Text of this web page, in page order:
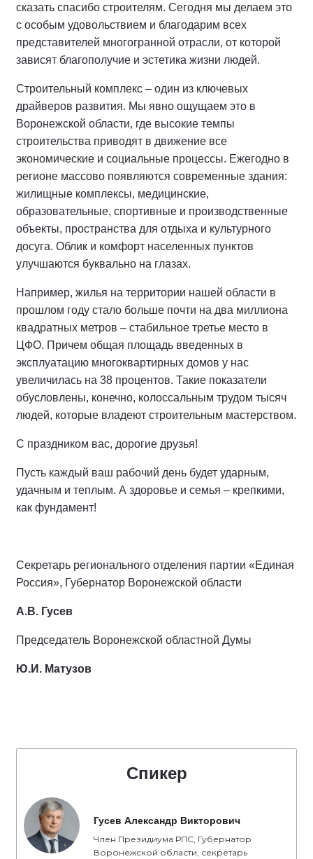
сказать спасибо строителям. Сегодня мы делаем это
с особым удовольствием и благодарим всех
представителей многогранной отрасли, от которой
зависят благополучие и эстетика жизни людей.
Строительный комплекс – один из ключевых
драйверов развития. Мы явно ощущаем это в
Воронежской области, где высокие темпы
строительства приводят в движение все
экономические и социальные процессы. Ежегодно в
регионе массово появляются современные здания:
жилищные комплексы, медицинские,
образовательные, спортивные и производственные
объекты, пространства для отдыха и культурного
досуга. Облик и комфорт населенных пунктов
улучшаются буквально на глазах.
Например, жилья на территории нашей области в
прошлом году стало больше почти на два миллиона
квадратных метров – стабильное третье место в
ЦФО. Причем общая площадь введенных в
эксплуатацию многоквартирных домов у нас
увеличилась на 38 процентов. Такие показатели
обусловлены, конечно, колоссальным трудом тысяч
людей, которые владеют строительным мастерством.
С праздником вас, дорогие друзья!
Пусть каждый ваш рабочий день будет ударным,
удачным и теплым. А здоровье и семья – крепкими,
как фундамент!
Секретарь регионального отделения партии «Единая
Россия», Губернатор Воронежской области
А.В. Гусев
Председатель Воронежской областной Думы
Ю.И. Матузов
Спикер
Гусев Александр Викторович
Член Президиума РПС, Губернатор
Воронежской области, секретарь